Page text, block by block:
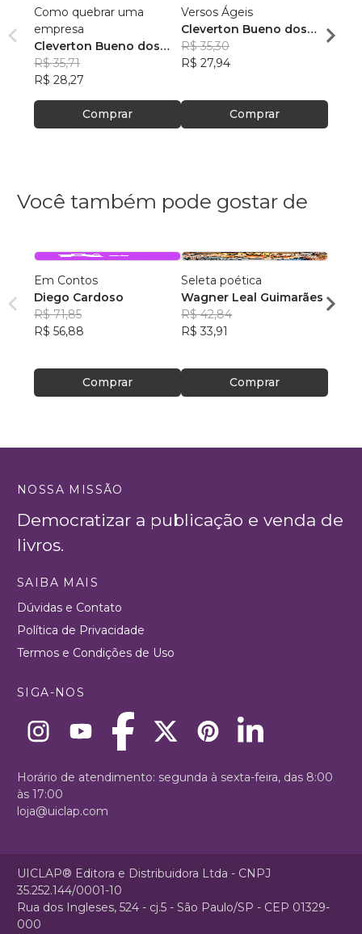
Como quebrar uma
empresa
Cleverton Bueno dos
Santos
R$ 35,71
R$ 28,27
Comprar
Versos Ágeis
Cleverton Bueno dos
Santos
R$ 35,30
R$ 27,94
Comprar
Você também pode gostar de
Em Contos
Diego Cardoso
R$ 71,85
R$ 56,88
Comprar
Seleta poética
Wagner Leal Guimarães
R$ 42,84
R$ 33,91
Comprar
NOSSA MISSÃO
Democratizar a publicação e venda de
livros.
SAIBA MAIS
Dúvidas e Contato
Política de Privacidade
Termos e Condições de Uso
SIGA-NOS
Horário de atendimento: segunda à sexta-feira, das 8:00
às 17:00
loja@uiclap.com
UICLAP® Editora e Distribuidora Ltda - CNPJ
35.252.144/0001-10
Rua dos Ingleses, 524 - cj.5 - São Paulo/SP - CEP 01329-
000